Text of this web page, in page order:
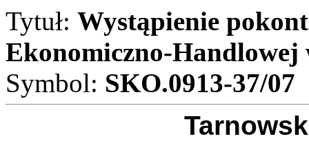
Tytuł: Wystąpienie
Ekonomiczno-
Symbol: SKO.0913-37/07